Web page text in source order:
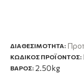
ΔΙΑΘΕΣΙΜΌΤΗΤΑ:
ΚΩΔΙΚΟΣ ΠΡΟΪΟΝΤΟΣ:
ΒΑΡΟΣ: 2.50kg